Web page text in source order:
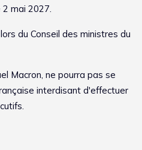
mai 2027.
du Conseil des ministres du
Macron, ne pourra pas se
interdisant d'effectuer